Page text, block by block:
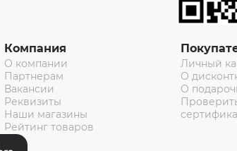
Компания
О компании
Партнерам
Вакансии
Реквизиты
Наши магазины
Рейтинг товаров
Личный
О
О